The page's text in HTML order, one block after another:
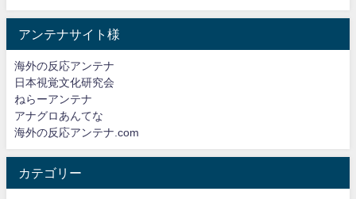
アンテナサイト様
海外の反応アンテナ
日本視覚文化研究会
ねらーアンテナ
アナグロあんてな
海外の反応アンテナ.com
カテゴリー